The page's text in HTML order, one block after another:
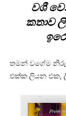
වශී
කතාව
තමන් වගේම
එක්ක ලියන එක,